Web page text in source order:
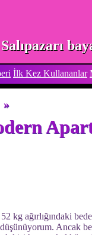
İlk Kez Kullananlar
»
kg ağırlığındaki
Ancak